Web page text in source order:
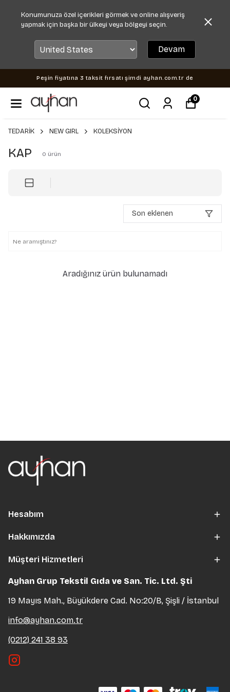
Konumunuza özel içerikleri görmek ve online alışveriş
yapmak için başka bir ülkeyi veya bölgeyi seçin.
Devam
Peşin fiyatına 3 taksit fırsatı şimdi ayhan.com.tr de
0
TEDARİK NEW GIRL KOLEKSİYON
KAP 0 ürün
Son eklenen
Aradığınız ürün bulunamadı
Hesabım
Hakkımızda
Müşteri Hizmetleri
Ayhan Grup Tekstil Gıda ve San. Tic. Ltd. Şti
19 Mayıs Mah., Büyükdere Cad. No:20/B, Şişli / İstanbul
info@ayhan.com.tr
(0212) 241 38 93